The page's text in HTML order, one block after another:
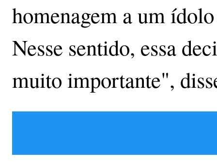
homenagem a um
Nesse sentido, essa
muito importante",